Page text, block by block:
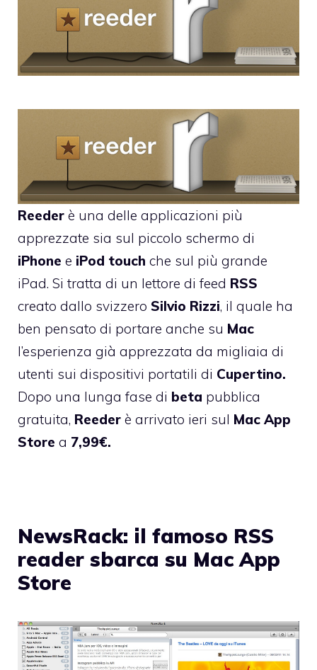
Reeder è una delle applicazioni più
apprezzate sia sul piccolo schermo di
iPhone e iPod touch che sul più grande
iPad. Si tratta di un lettore di feed RSS
creato dallo svizzero Silvio Rizzi, il quale ha
ben pensato di portare anche su Mac
l’esperienza già apprezzata da migliaia di
utenti sui dispositivi portatili di Cupertino.
Dopo una lunga fase di beta pubblica
gratuita, Reeder è arrivato ieri sul Mac App
Store a 7,99€.
NewsRack: il famoso RSS
reader sbarca su Mac App
Store